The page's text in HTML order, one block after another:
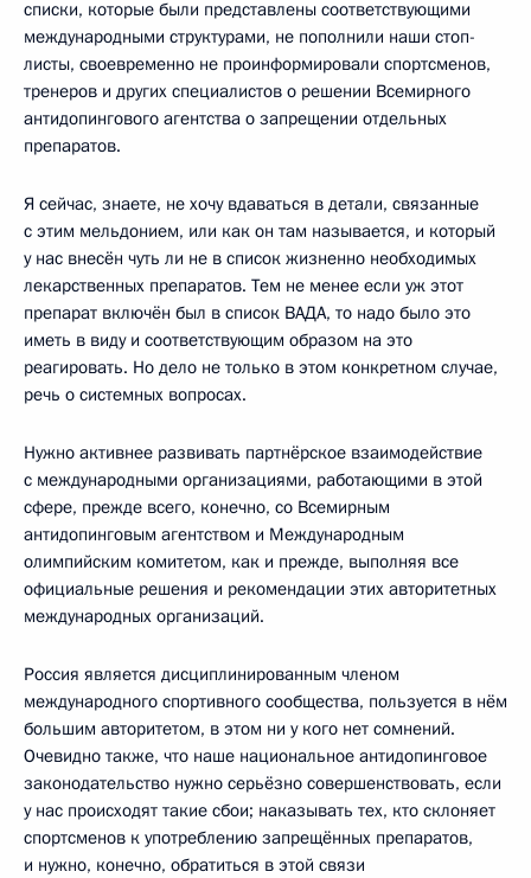
списки, которые были представлены соответствующими
международными структурами, не пополнили наши стоп-
листы, своевременно не проинформировали спортсменов,
тренеров и других специалистов о решении Всемирного
антидопингового агентства о запрещении отдельных
препаратов.
Я сейчас, знаете, не хочу вдаваться в детали, связанные
с этим мельдонием, или как он там называется, и который
у нас внесён чуть ли не в список жизненно необходимых
лекарственных препаратов. Тем не менее если уж этот
препарат включён был в список ВАДА, то надо было это
иметь в виду и соответствующим образом на это
реагировать. Но дело не только в этом конкретном случае,
речь о системных вопросах.
Нужно активнее развивать партнёрское взаимодействие
с международными организациями, работающими в этой
сфере, прежде всего, конечно, со Всемирным
антидопинговым агентством и Международным
олимпийским комитетом, как и прежде, выполняя все
официальные решения и рекомендации этих авторитетных
международных организаций.
Россия является дисциплинированным членом
международного спортивного сообщества, пользуется в нём
большим авторитетом, в этом ни у кого нет сомнений.
Очевидно также, что наше национальное антидопинговое
законодательство нужно серьёзно совершенствовать, если
у нас происходят такие сбои; наказывать тех, кто склоняет
спортсменов к употреблению запрещённых препаратов,
и нужно, конечно, обратиться в этой связи